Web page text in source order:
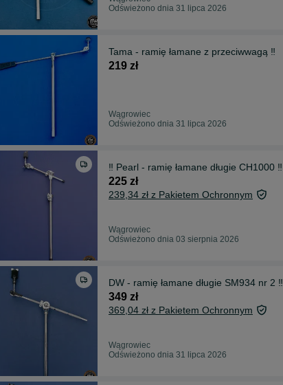
Odświeżono dnia 31 lipca 2026
Tama - ramię łamane z przeciwwagą ‼️
219 zł
Wągrowiec
Odświeżono dnia 31 lipca 2026
‼️ Pearl - ramię łamane długie CH1000 ‼️
225 zł
239,34 zł z Pakietem Ochronnym
Wągrowiec
Odświeżono dnia 03 sierpnia 2026
DW - ramię łamane długie SM934 nr 2 ‼️
349 zł
369,04 zł z Pakietem Ochronnym
Wągrowiec
Odświeżono dnia 31 lipca 2026